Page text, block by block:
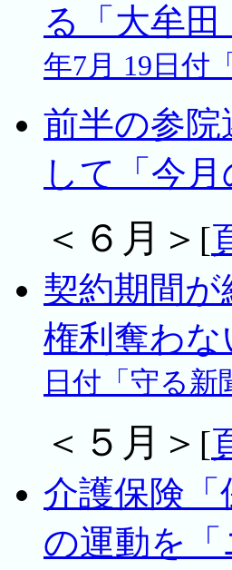
る「大牟
年7月 19日付
前半の参
して「今月
＜６月＞ [
契約期間
権利奪わ
日付「守る新
＜５月＞ [
介護保険
の運動を